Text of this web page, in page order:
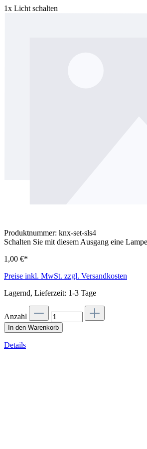
1x Licht schalten
Produktnummer: knx-set-sls4
Schalten Sie mit diesem Ausgang eine
1,00 €*
Preise inkl. MwSt. zzgl. Versandkosten
Lagernd, Lieferzeit: 1-3 Tage
Anzahl
In den Warenkorb
Details